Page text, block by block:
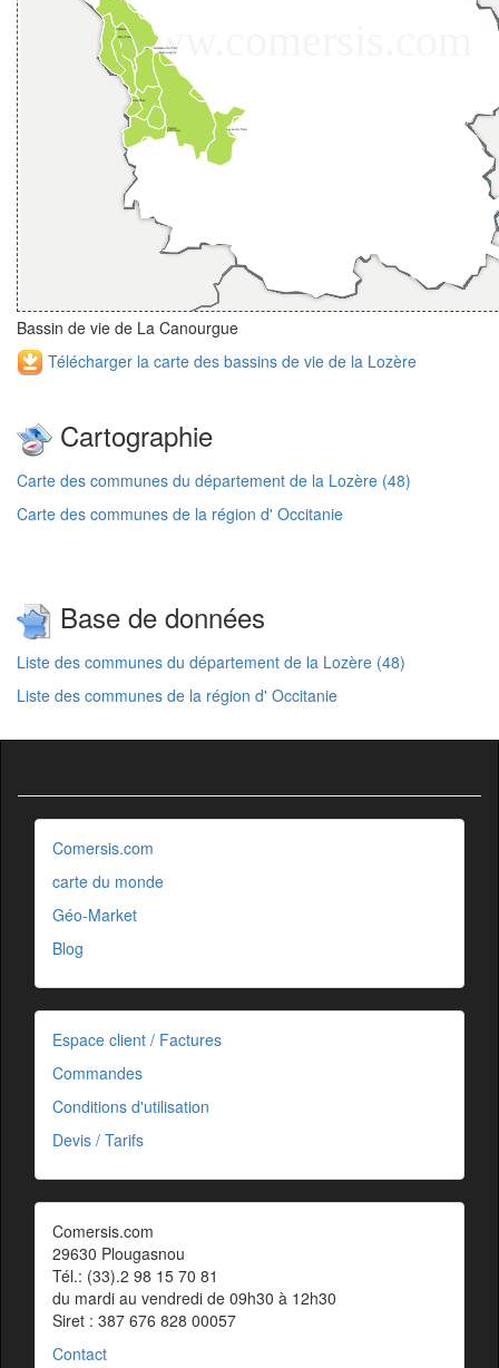
Bassin de vie de La Canourgue
Télécharger la carte des bassins de vie de la Lozère
Cartographie
Carte des communes du département de la Lozère (48)
Carte des communes de la région d' Occitanie
Base de données
Liste des communes du département de la Lozère (48)
Liste des communes de la région d' Occitanie
Comersis.com
carte du monde
Géo-Market
Blog
Espace client / Factures
Commandes
Conditions d'utilisation
Devis / Tarifs
Comersis.com
29630 Plougasnou
Tél.: (33).2 98 15 70 81
du mardi au vendredi de 09h30 à 12h30
Siret : 387 676 828 00057
Contact